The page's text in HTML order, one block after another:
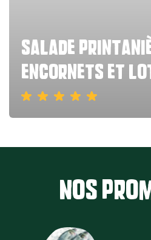
salade
encornets et
Nos